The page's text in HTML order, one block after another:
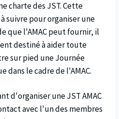
charte des JST. Cette
suivre pour organiser une
que l'AMAC peut fournir, il
destiné à aider toute
sur pied une Journée
le cadre de l'AMAC.
d'organiser une JST AMAC
avec l'un des membres